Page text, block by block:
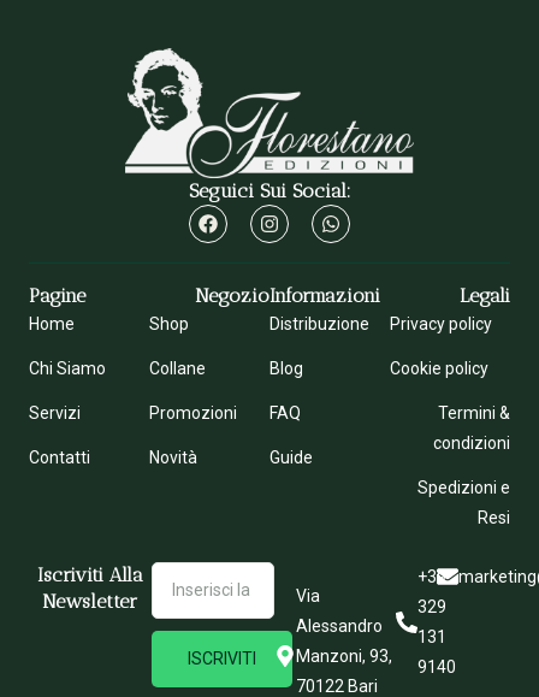
Seguici Sui Social:
Pagine
Home
Chi Siamo
Servizi
Contatti
Negozio
Shop
Collane
Promozioni
Novità
Informazioni
Distribuzione
Blog
FAQ
Guide
Legali
Privacy policy
Cookie policy
Termini &
condizioni
Spedizioni e
Resi
Iscriviti Alla
Newsletter
ISCRIVITI
Via
Alessandro
Manzoni, 93,
70122 Bari
+39
329
131
9140